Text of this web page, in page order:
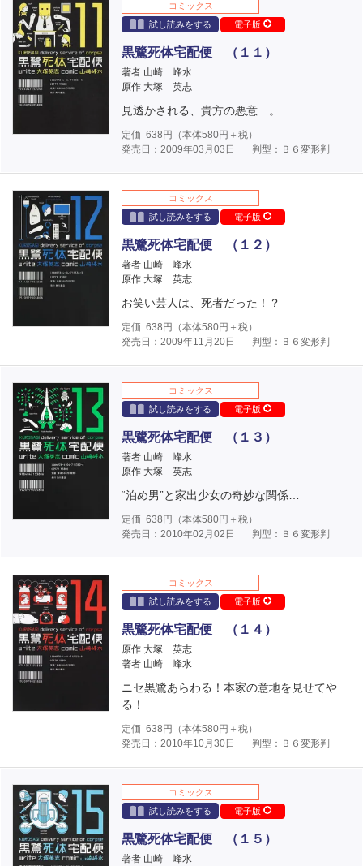
コミックス
試し読みをする
電子版
黒鷺死体宅配便 （１１）
著者 山崎 峰水
原作 大塚 英志
見透かされる、貴方の悪意…。
定価 638 円（本体580円＋税）
発売日：2009年03月03日
判型：Ｂ６変形判
コミックス
試し読みをする
電子版
黒鷺死体宅配便 （１２）
著者 山崎 峰水
原作 大塚 英志
お笑い芸人は、死者だった！？
定価 638 円（本体580円＋税）
発売日：2009年11月20日
判型：Ｂ６変形判
コミックス
試し読みをする
電子版
黒鷺死体宅配便 （１３）
著者 山崎 峰水
原作 大塚 英志
“泊め男”と家出少女の奇妙な関係…
定価 638 円（本体580円＋税）
発売日：2010年02月02日
判型：Ｂ６変形判
コミックス
試し読みをする
電子版
黒鷺死体宅配便 （１４）
原作 大塚 英志
著者 山崎 峰水
ニセ黒鷺あらわる！本家の意地を見せてや
る！
定価 638 円（本体580円＋税）
発売日：2010年10月30日
判型：Ｂ６変形判
コミックス
試し読みをする
電子版
黒鷺死体宅配便 （１５）
著者 山崎 峰水